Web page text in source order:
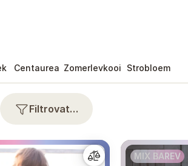
Centaurea Zomerlevkooi Strobloem
Filtrovat…
MIX BAREV